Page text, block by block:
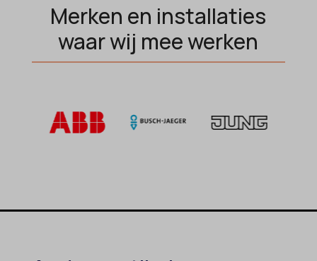
Merken en installaties
waar wij mee werken